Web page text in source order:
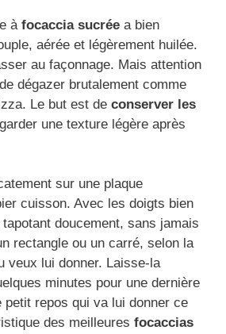
à focaccia sucrée a bien
aérée et légèrement huilée.
au façonnage. Mais attention
dégazer brutalement comme
Le but est de conserver les
une texture légère après
sur une plaque
cuisson. Avec les doigts bien
doucement, sans jamais
rectangle ou un carré, selon la
veux lui donner. Laisse-la
minutes pour une dernière
petit repos qui va lui donner ce
des meilleures focaccias